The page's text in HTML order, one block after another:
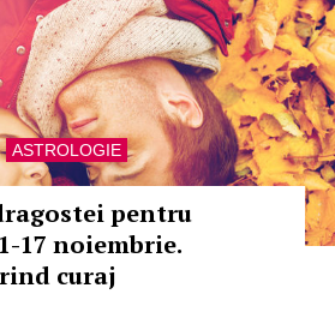
ASTROLOGIE
pentru
17 noiembrie.
curaj